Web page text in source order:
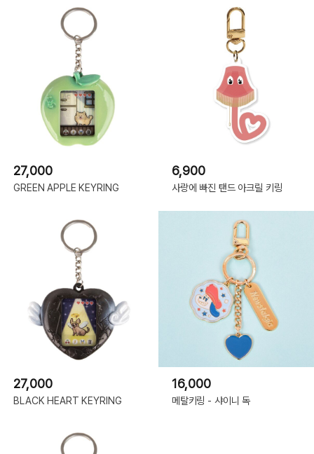
27,000
GREEN APPLE KEYRING
6,900
사랑에 빠진 탠드 아크릴 키링
27,000
BLACK HEART KEYRING
16,000
메탈키링 - 샤이니 독